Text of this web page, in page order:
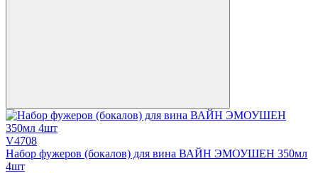
V4708
Набор фужеров (бокалов) для вина ВАЙН ЭМОУШЕН 350мл
4шт